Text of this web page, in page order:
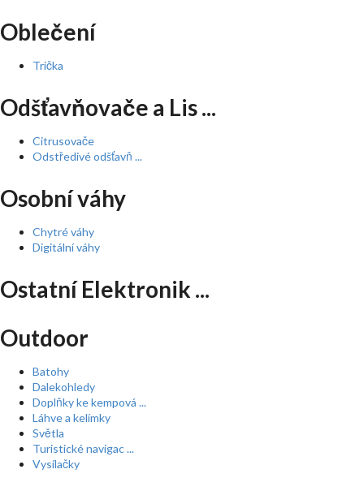
Oblečení
Trička
Odšťavňovače a Lis ...
Citrusovače
Odstředivé odšťavň ...
Osobní váhy
Chytré váhy
Digitální váhy
Ostatní Elektronik ...
Outdoor
Batohy
Dalekohledy
Doplňky ke kempová ...
Láhve a kelímky
Světla
Turistické navigac ...
Vysílačky